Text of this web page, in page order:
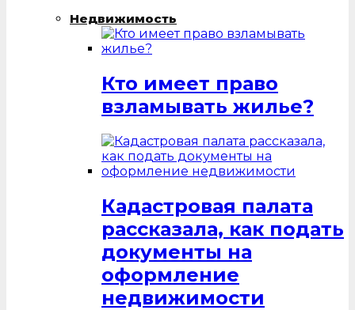
Недвижимость
Кто имеет право
взламывать жилье?
Кадастровая палата
рассказала, как подать
документы на
оформление
недвижимости